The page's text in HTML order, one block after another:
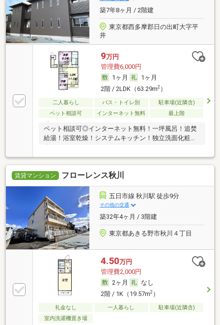
築7年8ヶ月 / 2階建
東京都西多摩郡日の出町大字平
井
9万円
管理費6,000円
1ヶ月
1ヶ月
2階 / 2LDK（63.29m2）
二人暮らし バス・トイレ別
駐車場(近隣含)
ペット相談可
インターネット無料 最上階
ペット相談可◎インターネット無料！一坪風呂！追焚
給湯！浴室乾燥！システムキッチン！独立洗面化粧
賃貸マンション フローレンス秋川
五日市線 秋川駅 徒歩9分
その他の交通
築32年4ヶ月 / 3階建
東京都あきる野市秋川４丁目
4.50万円
管理費2,000円
2ヶ月
なし
2階 / 1K（19.57m2）
礼金なし 一人暮らし
駐車場(近隣含)
室内洗濯機置き場